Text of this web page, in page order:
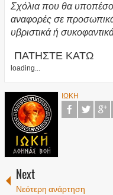
Σχόλια που θα
αναφορές σε
υβριστικά ή
ΠΑΤΗΣΤΕ ΚΑΤΩ
loading...
ΙΩΚΗ
Next
Νεότερη ανάρτηση